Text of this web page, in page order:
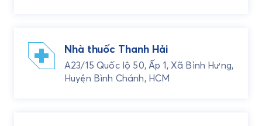
Nhà thuốc Thanh Hải
A23/15 Quốc lộ 50, Ấp 1, Xã Bình Hưng,
Huyện Bình Chánh, HCM